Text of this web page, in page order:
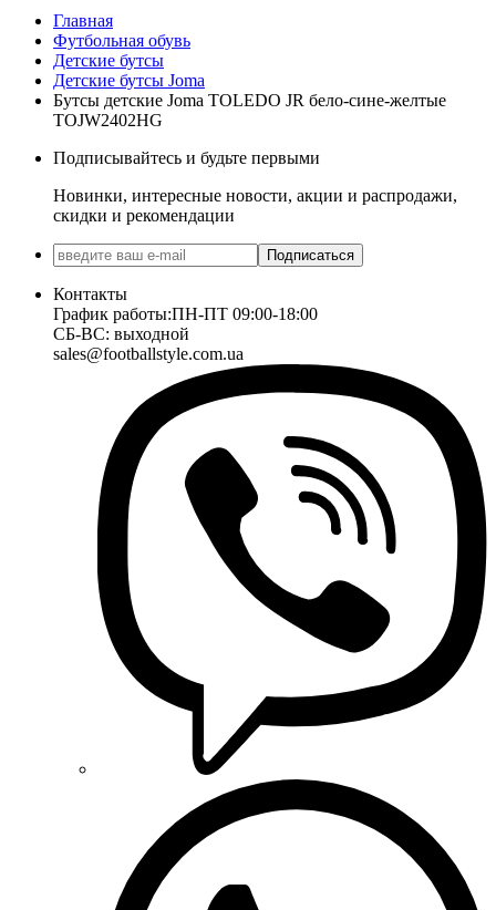
Главная
Футбольная обувь
Детские бутсы
Детские бутсы Joma
Бутсы детские Joma TOLEDO JR бело-сине-желтые
TOJW2402HG
Подписывайтесь и будьте первыми
Новинки, интересные новости, акции и распродажи,
скидки и рекомендации
Подписаться
Контакты
График работы:ПН-ПТ 09:00-18:00
СБ-ВС: выходной
sales@footballstyle.com.ua